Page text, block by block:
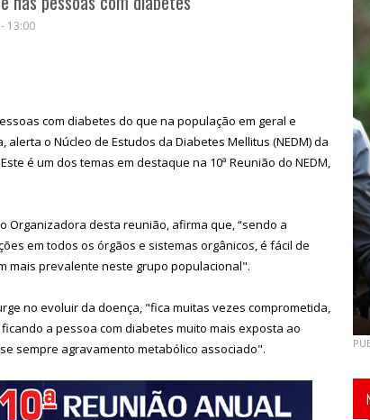
13:00
com diabetes do que na população em geral e
o Núcleo de Estudos da Diabetes Mellitus (NEDM) da
é um dos temas em destaque na 10ª Reunião do NEDM,
Organizadora desta reunião, afirma que, “sendo a
em todos os órgãos e sistemas orgânicos, é fácil de
mais prevalente neste grupo populacional".
no evoluir da doença, "fica muitas vezes comprometida,
a pessoa com diabetes muito mais exposta ao
sempre agravamento metabólico associado".